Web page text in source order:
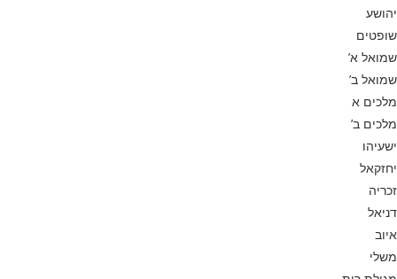
יהושע
שופטים
שמואל א’
שמואל ב’
מלכים א
מלכים ב’
ישעיהו
יחזקאל
זכריה
דניאל
איוב
משלי